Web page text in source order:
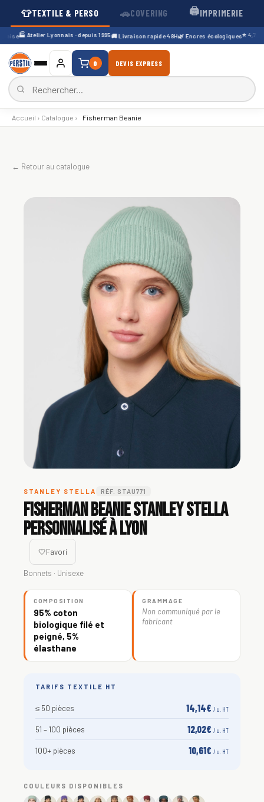
👕TEXTILE & PERSO 🚗COVERING 🖨️IMPRIMERIE
🏭 Atelier Lyonnais · depuis 1995🚚 Livraison rapide 48H🌿 Encres écologiques⭐ 4,7/5 ·
0 DEVIS EXPRESS
Accueil › Catalogue › Fisherman Beanie
← Retour au catalogue
STANLEY STELLA RÉF. STAU771
Fisherman Beanie Stanley Stella
personnalisé à Lyon
🤍Favori
Bonnets · Unisexe
COMPOSITION
95% coton
biologique filé et
peigné, 5%
élasthane
GRAMMAGE
Non communiqué par le
fabricant
TARIFS TEXTILE HT
≤ 50 pièces 14,14€ / u. HT
51 – 100 pièces 12,02€ / u. HT
100+ pièces 10,61€ / u. HT
COULEURS DISPONIBLES